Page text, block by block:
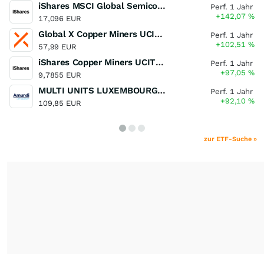
iShares MSCI Global Semiconductors UCITS ETF USD (Acc)
17,096 EUR
Perf. 1 Jahr
+142,07%
Global X Copper Miners UCITS ETF USD Acc
57,99 EUR
Perf. 1 Jahr
+102,51%
iShares Copper Miners UCITS ETF
9,7855 EUR
Perf. 1 Jahr
+97,05%
MULTI UNITS LUXEMBOURG - Lyxor MSCI Semiconductors ESG Filtered
109,85 EUR
Perf. 1 Jahr
+92,10%
zur ETF-Suche »